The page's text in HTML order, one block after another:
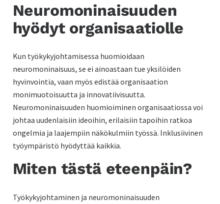
Neuromoninaisuuden
hyödyt organisaatiolle
Kun työkykyjohtamisessa huomioidaan
neuromoninaisuus, se ei ainoastaan tue yksilöiden
hyvinvointia, vaan myös edistää organisaation
monimuotoisuutta ja innovatiivisuutta.
Neuromoninaisuuden huomioiminen organisaatiossa voi
johtaa uudenlaisiin ideoihin, erilaisiin tapoihin ratkoa
ongelmia ja laajempiin näkökulmiin työssä. Inklusiivinen
työympäristö hyödyttää kaikkia.
Miten tästä eteenpäin?
Työkykyjohtaminen ja neuromoninaisuuden